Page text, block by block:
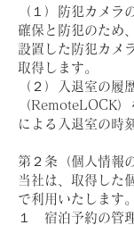
（１）防犯カメラ
確保と防犯のため
設置した防犯カメ
取得します。
（２）入退室の履
（RemoteLOCK
による入退室の時
第２条（個人情報
当社は、取得した
で利用いたします。
１ 宿泊予約の管